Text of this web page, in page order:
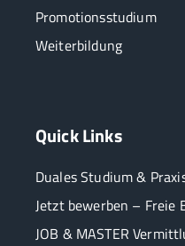
Promotionsstudium
Weiterbildung
Quick Links
Duales Studium &
Jetzt bewerben – Freie
JOB & MASTER